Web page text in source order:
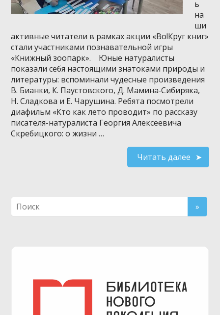
ь
на
ши
активные читатели в рамках акции «Во!Круг книг»
стали участниками познавательной игры
«Книжный зоопарк». Юные натуралисты
показали себя настоящими знатоками природы и
литературы: вспоминали чудесные произведения
В. Бианки, К. Паустовского, Д. Мамина‑Сибиряка,
Н. Сладкова и Е. Чарушина. Ребята посмотрели
диафильм «Кто как лето проводит» по рассказу
писателя-натуралиста Георгия Алексеевича
Скребицкого: о жизни …
Читать далее